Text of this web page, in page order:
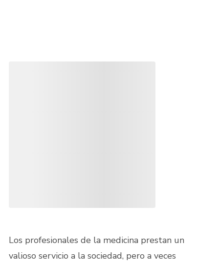
Los profesionales de la medicina prestan un
valioso servicio a la sociedad, pero a veces